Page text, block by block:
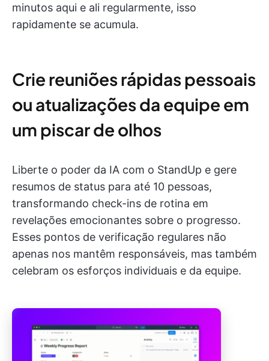
minutos aqui e ali regularmente, isso
rapidamente se acumula.
Crie reuniões rápidas pessoais
ou atualizações da equipe em
um piscar de olhos
Liberte o poder da IA com o StandUp e gere
resumos de status para até 10 pessoas,
transformando check-ins de rotina em
revelações emocionantes sobre o progresso.
Esses pontos de verificação regulares não
apenas nos mantêm responsáveis, mas também
celebram os esforços individuais e da equipe.